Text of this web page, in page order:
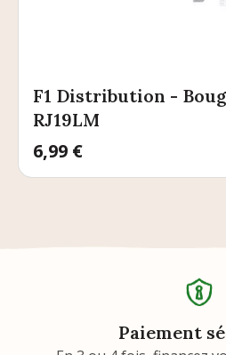
F1 Distribution -
RJ19LM
Prix
6,99 €
Paiement